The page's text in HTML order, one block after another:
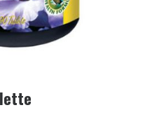
Sconto extra fino al